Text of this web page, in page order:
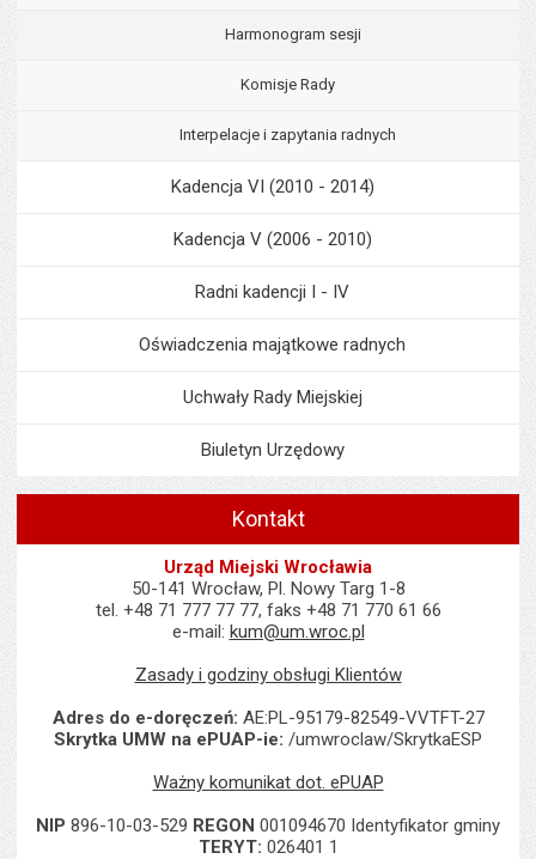
Harmonogram sesji
Komisje Rady
Interpelacje i zapytania radnych
Kadencja VI (2010 - 2014)
Kadencja V (2006 - 2010)
Radni kadencji I - IV
Oświadczenia majątkowe radnych
Uchwały Rady Miejskiej
Biuletyn Urzędowy
Kontakt
Urząd Miejski Wrocławia
50-141 Wrocław, Pl. Nowy Targ 1-8
tel. +48 71 777 77 77, faks +48 71 770 61 66
e-mail: kum@um.wroc.pl
Zasady i godziny obsługi Klientów
Adres do e-doręczeń: AE:PL-95179-82549-VVTFT-27
Skrytka UMW na ePUAP-ie: /umwroclaw/SkrytkaESP
Ważny komunikat dot. ePUAP
NIP 896-10-03-529 REGON 001094670 Identyfikator gminy
TERYT: 026401 1